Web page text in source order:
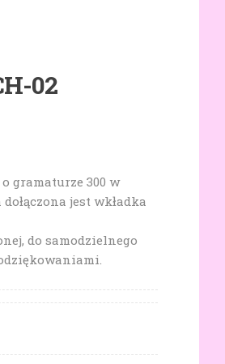
02
gramaturze 300 w
jest wkładka
do samodzielnego